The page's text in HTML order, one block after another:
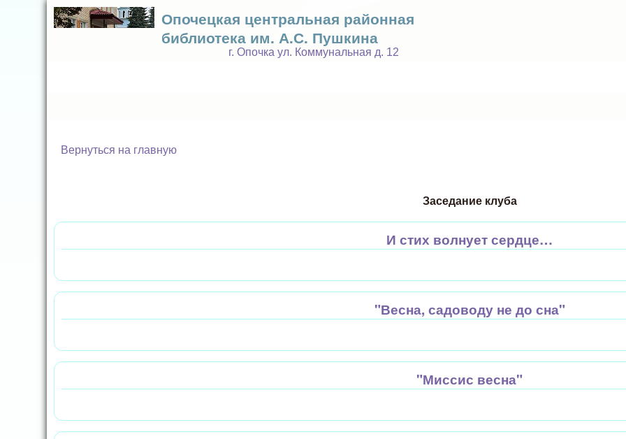
Опочецкая центральная районная
библиотека им. А.С. Пушкина
г. Опочка ул. Коммунальная д. 12
Вернуться на главную
Заседание клуба
И стих волнует сердце…
"Весна, садоводу не до сна"
"Миссис весна"